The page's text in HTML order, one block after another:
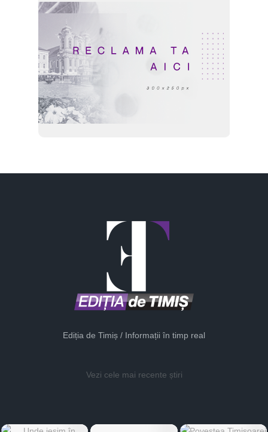
Ediția de Timiș / Informații în timp real
Vezi cele mai recente știri